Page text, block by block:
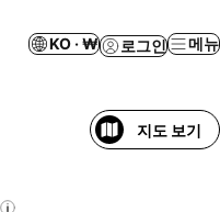
KO · ₩ 로그인 메뉴
지도 보기